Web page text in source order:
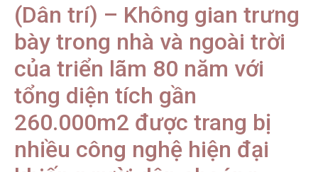
(Dân trí) – Không gian trưng
bày trong nhà và ngoài trời
của triển lãm 80 năm với
tổng diện tích gần
260.000m2 được trang bị
nhiều công nghệ hiện đại